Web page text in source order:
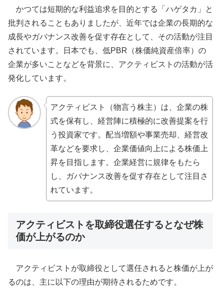
かつては短期的な利益追求を目的とする「ハゲタカ」と
批判されることもありましたが、近年では企業の長期的な
成長やガバナンス改善を促す存在として、その活動が注目
されています。日本でも、低PBR（株価純資産倍率）の
企業が多いことなどを背景に、アクティビストの活動が活
発化しています。
アクティビスト（物言う株主）は、企業の株
式を保有し、経営陣に積極的に改善提案を行
う投資家です。配当増額や事業売却、経営改
革などを要求し、企業価値向上による株価上
昇を目指します。企業経営に規律をもたら
し、ガバナンス改善を促す存在として注目さ
れています。
アクティビストを取締役選任するとなぜ株
価が上がるのか
アクティビストが取締役として選任されると株価が上が
るのは、主に以下の理由が期待されるためです。